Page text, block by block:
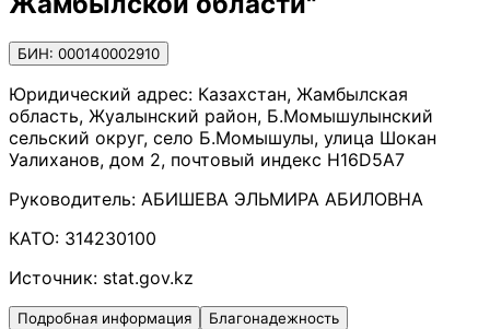
БИН: 000140002910
Юридический адрес: Казахстан, Жамбылская
область, Жуалынский район, Б.Момышулынский
сельский округ, село Б.Момышулы, улица Шокан
Уалиханов, дом 2, почтовый индекс H16D5A7
Руководитель: АБИШЕВА ЭЛЬМИРА АБИЛОВНА
КАТО: 314230100
Источник: stat.gov.kz
Подробная информация
Благонадежность